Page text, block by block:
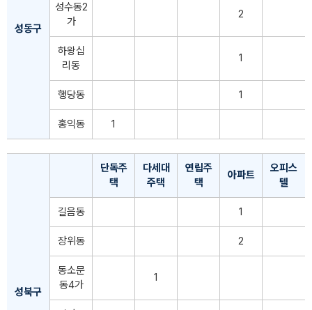
성동구
성수동2
가
2
하왕십
리동
1
행당동 1
홍익동 1
성북구
단독주
택
다세대
주택
연립주
택
아파트
오피스
텔
길음동 1
장위동 2
동소문
동4가
1